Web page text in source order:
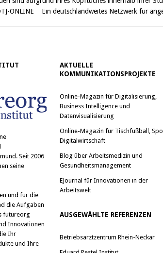
ONLINE Ein deutschlandweites Netzwerk für
Seit 2006
seine
und für die
die Aufgaben
futureorg
Innovationen
Ihr
und Ihre
AKTUELLE
KOMMUNIKATIONSPROJEKTE
Online-Magazin für Digitalisierung,
Business Intelligence und
Datenvisualisierung
Online-Magazin für Tischfußball,
Digitalwirtschaft
Blog über Arbeitsmedizin und
Gesundheitsmanagement
EJournal für Innovationen in der
Arbeitswelt
AUSGEWÄHLTE REFERENZEN
Betriebsarztzentrum Rhein-Neckar